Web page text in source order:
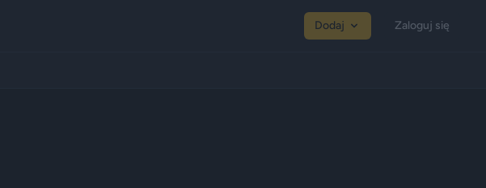
Dodaj Zaloguj się